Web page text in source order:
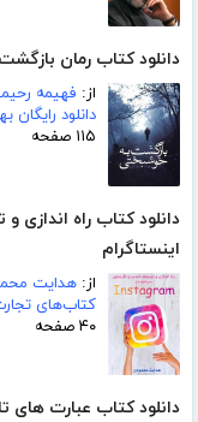
دانلود کتاب رمان
از: فهیمه
دانلود رایگان
۱۱۵ صفحه
دانلود کتاب راه
اینستاگرام
از: هدایت
کتاب‌های
۴۰ صفحه
دانلود کتاب عبارت های